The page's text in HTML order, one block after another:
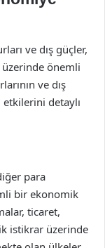
ve dış güçler,
önemli
ve dış
detaylı
para
bir ekonomik
ticaret,
istikrar üzerinde